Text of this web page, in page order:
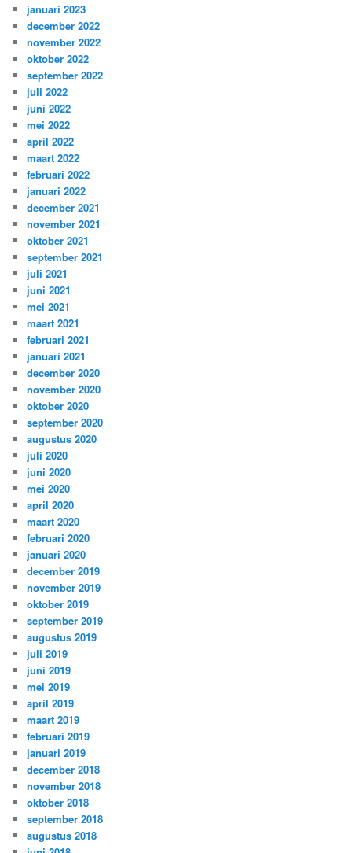
januari 2023
december 2022
november 2022
oktober 2022
september 2022
juli 2022
juni 2022
mei 2022
april 2022
maart 2022
februari 2022
januari 2022
december 2021
november 2021
oktober 2021
september 2021
juli 2021
juni 2021
mei 2021
maart 2021
februari 2021
januari 2021
december 2020
november 2020
oktober 2020
september 2020
augustus 2020
juli 2020
juni 2020
mei 2020
april 2020
maart 2020
februari 2020
januari 2020
december 2019
november 2019
oktober 2019
september 2019
augustus 2019
juli 2019
juni 2019
mei 2019
april 2019
maart 2019
februari 2019
januari 2019
december 2018
november 2018
oktober 2018
september 2018
augustus 2018